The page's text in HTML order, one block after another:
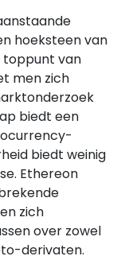
hoeksteen van
toppunt van
men zich
biedt een
biedt weinig
Ethereon
zich
over zowel
derivaten.